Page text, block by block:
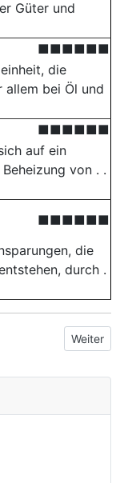
Güter und
■■■■■■
die
allem bei Öl und
■■■■■■
auf ein
von . .
■■■■■■
die
durch .
Nächster
Weiter